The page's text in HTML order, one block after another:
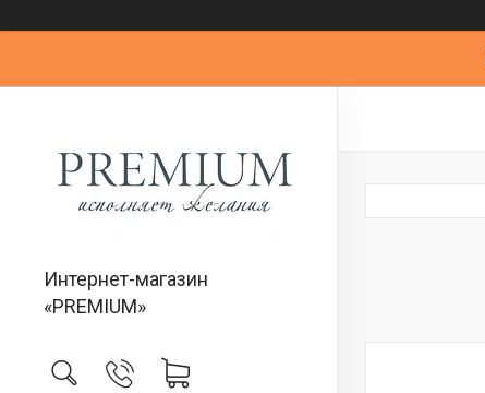
Интернет-магазин
«PREMIUM»